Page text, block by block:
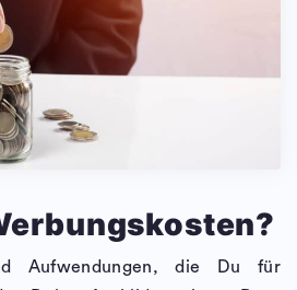
Aufwendungen, die Du für